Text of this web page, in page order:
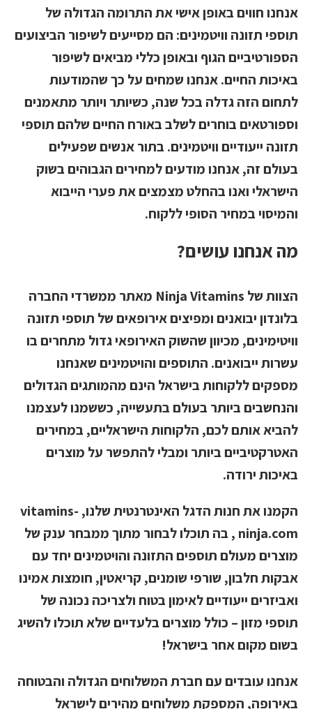
אנחנו חווים באופן אישי את התרומה הגדולה של
תוספי תזונה וויטמינים: הם מסייעים לשיפור הביצועים
הספורטיביים הגוף ובאופן כללי מביאים לשיפור
באיכות החיים. אנחנו שמחים על כך שהמודעות
לתחום הזה גדלה בכל שנה, כשיותר ויותר מתאמנים
וספורטאים בוחרים לשלב באורח החיים שלהם תוספי
תזונה ייעודיים וויטמינים. בתור אנשים שפעילים
בעולם זה, אנחנו מודעים למחירים הגבוהים בשוק
הישראלי ואנו בהחלט מצמצים את פערי הייבוא
והמיסוי במחיר הסופי ללקוח.
מה אנחנו עושים?
הצוות של Ninja Vitamins מאתר ממשרדי החברה
בלונדון יבואנים ומפיצים אירופאים של תוספי תזונה
וויטימינים, מכיוון שהשוק האירופאי גדול מתחרים בו
עשרות ייבואנים. התוספים והויטמינים שאנחנו
מספקים ללקוחות בישראל הינם מהמותגים הגדולים
והנחשבים ביותר בעולם בתעשייה, כששמנו לעצמנו
להביא אותם לכם, הלקוחות הישראליים, במחירים
האטרקטיביים ביותר ומבלי להתפשר על מוצרים
באיכות ירודה.
הקמנו את חנות הדגל האינטרנטית שלנו, vitamins-
ninja.com , בה תוכלו לבחור מתוך ממבחר ענק של
מוצרים מעולם תוספים התזונה והויטמינים יחד עם
אבקות חלבון, שורפי שומנים, קריאטין, חומצות אמינו
ואביזרים ייעודיים לאימון בטוח ולצריכה נכונה של
תוספי מזון – כולל מוצרים בלעדיים שלא תוכלו להשיג
בשום מקום אחר בישראל!
אנחנו עובדים עם חברת המשלוחים הגדולה והבטוחה
באירופה, המספקת משלוחים מהירים לישראל